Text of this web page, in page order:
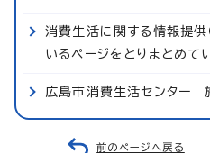
消費生活に関する情報提供
いるページをとりまとめて
広島市消費生活センター
前のページへ戻る